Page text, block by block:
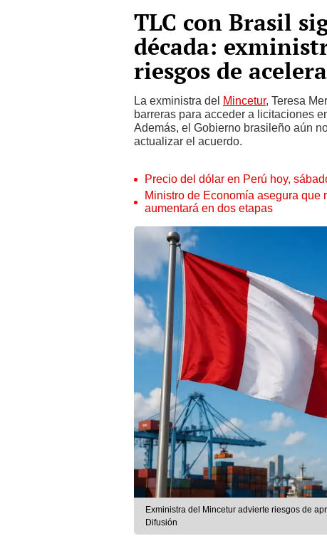
TLC con Brasil
década:
riesgos de
La exministra del Mincetur, Teresa
barreras para acceder a licitaciones
Además, el Gobierno brasileño aún
actualizar el acuerdo.
Precio del dólar en Perú hoy,
Ministro de Economía asegura
aumentará en dos etapas
Exministra del Mincetur advierte riesgos de
Difusión